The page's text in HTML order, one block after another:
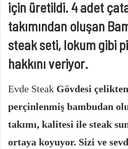
için üretildi. 4 adet
takımından oluşan
steak seti, lokum gibi
hakkını veriyor.
Evde Steak Gövdesi
perçinlenmiş bambudan
takımı, kalitesi ile steak
ortaya koyuyor. Sizi ve